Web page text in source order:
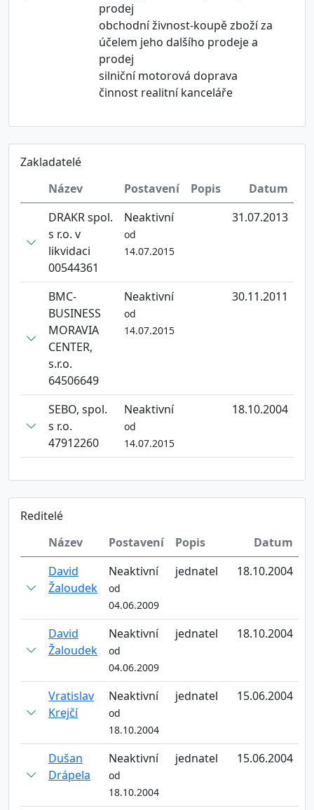
prodej
obchodní živnost-koupě zboží za
účelem jeho dalšího prodeje a
prodej
silniční motorová doprava
činnost realitní kanceláře
Zakladatelé
Název
Postavení Popis
Datum
DRAKR spol.
s r.o. v
likvidaci
00544361
Neaktivní
od
14.07.2015
31.07.2013
BMC-
BUSINESS
MORAVIA
CENTER,
s.r.o.
64506649
Neaktivní
od
14.07.2015
30.11.2011
SEBO, spol.
s r.o.
47912260
Neaktivní
od
14.07.2015
18.10.2004
Reditelé
Název
Postavení Popis
Datum
David
Žaloudek
Neaktivní
od
04.06.2009
jednatel 18.10.2004
David
Žaloudek
Neaktivní
od
04.06.2009
jednatel 18.10.2004
Vratislav
Krejčí
Neaktivní
od
18.10.2004
jednatel 15.06.2004
Dušan
Drápela
Neaktivní
od
18.10.2004
jednatel 15.06.2004